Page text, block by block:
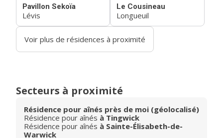
Pavillon Sekoïa
Lévis
Le Cousineau
Longueuil
Voir plus de résidences à proximité
Secteurs à proximité
Résidence pour aînés près de moi (géolocalisé)
Résidence pour aînés à Tingwick
Résidence pour aînés à Sainte-Élisabeth-de-
Warwick